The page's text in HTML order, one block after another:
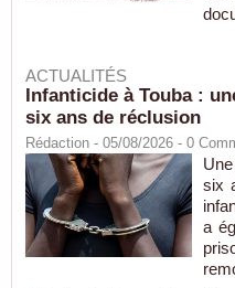
ACTUALITÉS
Infanticide à Touba :
six ans de réclusion
Rédaction - 05/08/2026 - 0
six
a